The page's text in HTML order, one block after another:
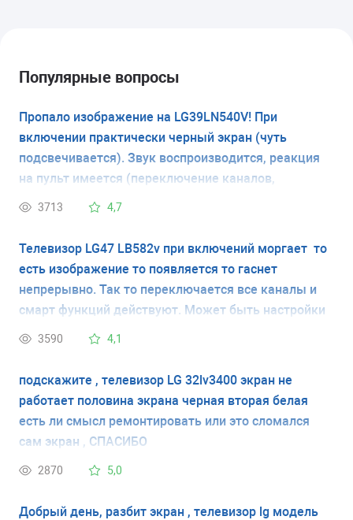
Популярные вопросы
Пропало изображение на LG39LN540V! При
включении практически черный экран (чуть
подсвечивается). Звук воспроизводится, реакция
на пульт имеется (переключение каналов,
громкость и т.п.). Надписей на экране никаких нет.
3713 4,7
Телевизор LG47 LB582v при включений моргает то
есть изображение то появляется то гаснет
непрерывно. Так то переключается все каналы и
смарт функций действуют. Может быть настройки
какие-то ?
3590 4,1
подскажите , телевизор LG 32lv3400 экран не
работает половина экрана черная вторая белая
есть ли смысл ремонтировать или это сломался
сам экран , СПАСИБО
2870 5,0
Добрый день, разбит экран , телевизор lg модель